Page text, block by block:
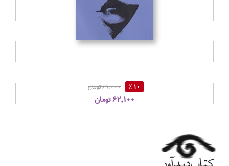
10 % 69,000 تومان
62,100 تومان